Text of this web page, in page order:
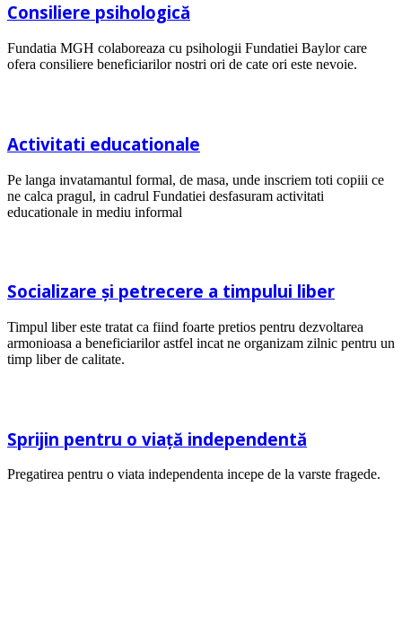
Consiliere psihologică
Fundatia MGH colaboreaza cu psihologii Fundatiei Baylor care
ofera consiliere beneficiarilor nostri ori de cate ori este nevoie.
Activitati educationale
Pe langa invatamantul formal, de masa, unde inscriem toti copiii ce
ne calca pragul, in cadrul Fundatiei desfasuram activitati
educationale in mediu informal
Socializare și petrecere a timpului liber
Timpul liber este tratat ca fiind foarte pretios pentru dezvoltarea
armonioasa a beneficiarilor astfel incat ne organizam zilnic pentru un
timp liber de calitate.
Sprijin pentru o viaţă independentă
Pregatirea pentru o viata independenta incepe de la varste fragede.